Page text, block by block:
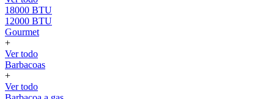
18000 BTU
12000 BTU
Gourmet
+
Ver todo
Barbacoas
+
Ver todo